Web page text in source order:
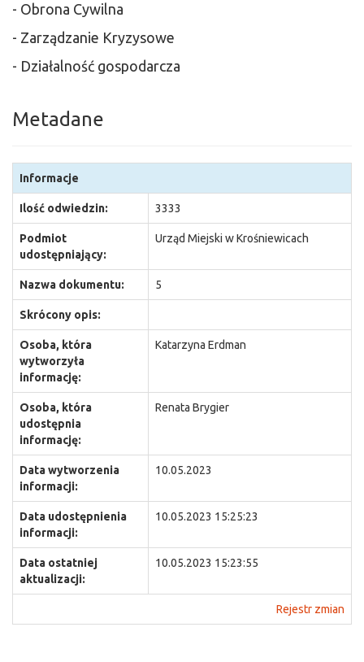
- Obrona Cywilna
- Zarządzanie Kryzysowe
- Działalność gospodarcza
Metadane
Informacje
Ilość odwiedzin: 3333
Podmiot
udostępniający:
Urząd Miejski w Krośniewicach
Nazwa dokumentu: 5
Skrócony opis:
Osoba, która
wytworzyła
informację:
Katarzyna Erdman
Osoba, która
udostępnia
informację:
Renata Brygier
Data wytworzenia
informacji:
10.05.2023
Data udostępnienia
informacji:
10.05.2023 15:25:23
Data ostatniej
aktualizacji:
10.05.2023 15:23:55
Rejestr zmian